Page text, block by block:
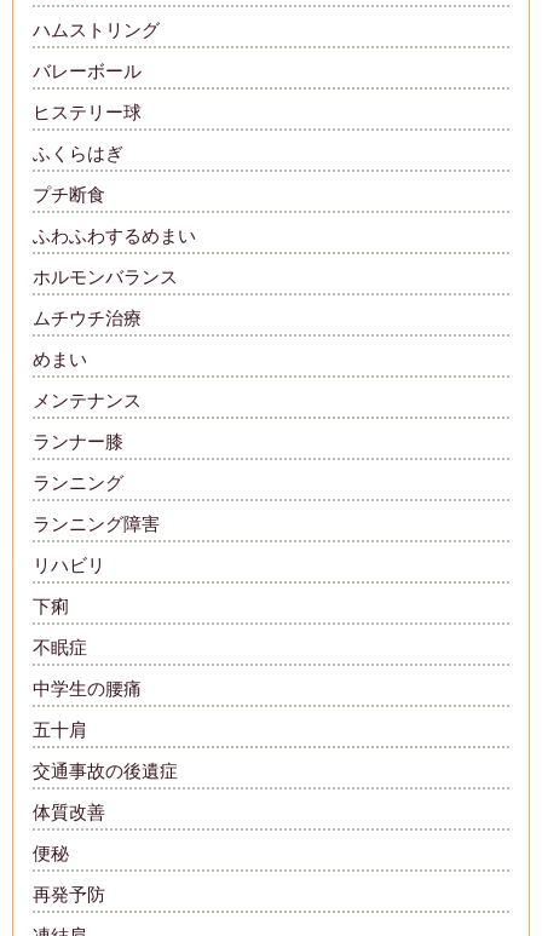
ハムストリング
バレーボール
ヒステリー球
ふくらはぎ
プチ断食
ふわふわするめまい
ホルモンバランス
ムチウチ治療
めまい
メンテナンス
ランナー膝
ランニング
ランニング障害
リハビリ
下痢
不眠症
中学生の腰痛
五十肩
交通事故の後遺症
体質改善
便秘
再発予防